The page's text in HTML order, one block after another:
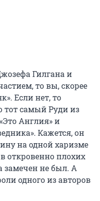
Гилгана и
то вы, скорее
Если нет, то
тот самый Руди из
Англия» и
Кажется, он
на одной харизме
откровенно плохих
замечен не был. А
одного из авторов